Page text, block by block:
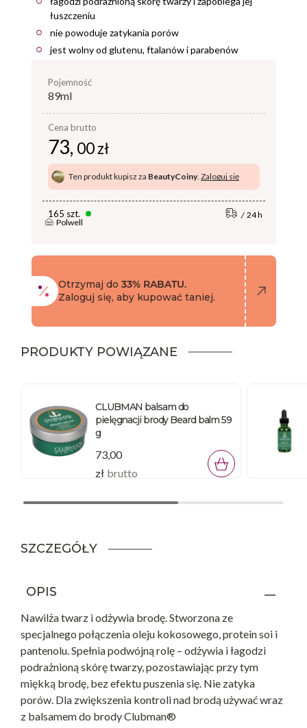
łuszczeniu
nie powoduje zatykania porów
jest wolny od glutenu, ftalanów i parabenów
pojemność
89ml
Cena brutto
73, 00 zł
Ten produkt kupisz za BeautyCoiny. Zaloguj się
165 szt.
Polwell
24 h
Otrzymaj do 33% RABATU.
Zaloguj się, aby kupować taniej.
PRODUKTY POWIĄZANE
CLUBMAN balsam do
pielęgnacji brody Beard balm 59
g
73,00
zł brutto
SZCZEGÓŁY
OPIS
Nawilża twarz i odżywia brodę. Stworzona ze
specjalnego połączenia oleju kokosowego, protein soi i
pantenolu. Spełnia podwójną rolę – odżywia i łagodzi
podrażnioną skórę twarzy, pozostawiając przy tym
miękką brodę, bez efektu puszenia się. Nie zatyka
porów. Dla zwiększenia kontroli nad brodą używać wraz
z balsamem do brody Clubman®